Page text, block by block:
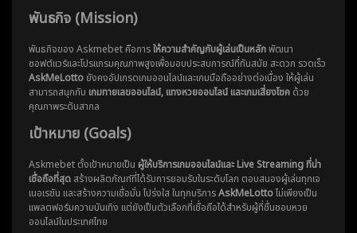
พันธกิจ (Mission)
พันธกิจของ Askmebet คือการให้ความสำคัญกับผู้เล่นเป็นหลักพัฒนา
ซอฟต์แวร์และโปรแกรมคุณภาพสูงเพื่อมอบประสบการณ์ที่ทันสมัย สะดวก รวดเร็ว
AskMeLottoยังคงอัปเกรดเกมออนไลน์และเกมมือถืออย่างต่อเนื่อง ให้ผู้เล่น
สามารถสนุกกับ เกมทายเลขออนไลน์, แทงหวยออนไลน์ และเกมเสี่ยงโชคด้วย
คุณภาพระดับสากล
เป้าหมาย (Goals)
Askmebet ตั้งเป้าหมายเป็น ผู้ให้บริการเกมออนไลน์และ Live Streaming ที่น่า
เชื่อถือที่สุดสร้างผลิตภัณฑ์ที่ได้รับการยอมรับในระดับโลก ตอบสนองผู้เล่นทุกเจ
เนอเรชัน และสร้างความเชื่อมั่น โปร่งใส ในทุกบริการAskMeLottoไม่เพียงเป็น
แพลตฟอร์มความบันเทิง แต่ยังเป็นตัวเลือกที่เชื่อถือได้สำหรับผู้ที่ชื่นชอบหวย
ออนไลน์ในประเทศไทย